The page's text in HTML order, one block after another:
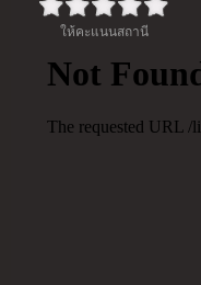
ให้คะแนนสถานี